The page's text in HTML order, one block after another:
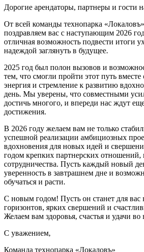
Дорогие арендаторы, партнеры и гости
От всей команды технопарка
поздравляем вас с наступающим 2026
отличная возможность подвести итоги
надеждой заглянуть в будущее.
2025 год был полон вызовов и
тем, что смогли пройти этот путь
энергия и стремление к развитию
день. Мы уверены, что совместными
достичь многого, и впереди нас ждут
достижения.
В 2026 году желаем вам не только
успешной реализации амбициозных
вдохновения для новых идей и
годом крепких партнерских
сотрудничества. Пусть каждый новый
уверенность в завтрашнем дне и
обучаться и расти.
С новым годом! Пусть он станет для
горизонтов, ярких свершений и
Желаем вам здоровья, счастья и удачи во
С уважением,
Команда технопарка «Локаловъ»